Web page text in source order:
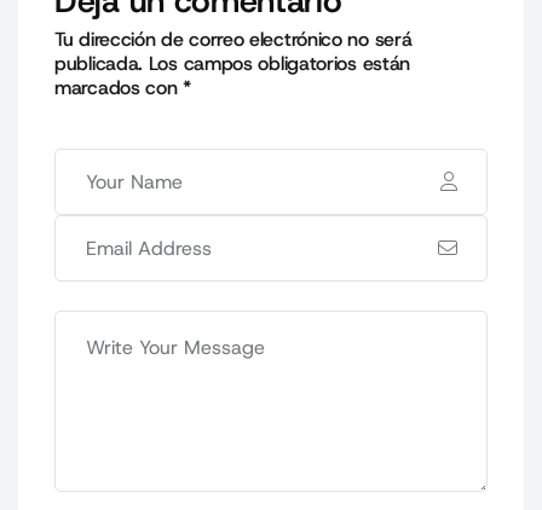
Tu dirección de correo electrónico no será
publicada. Los campos obligatorios están
marcados con*